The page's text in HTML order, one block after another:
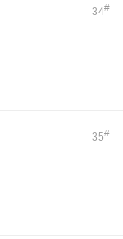
34#
35#